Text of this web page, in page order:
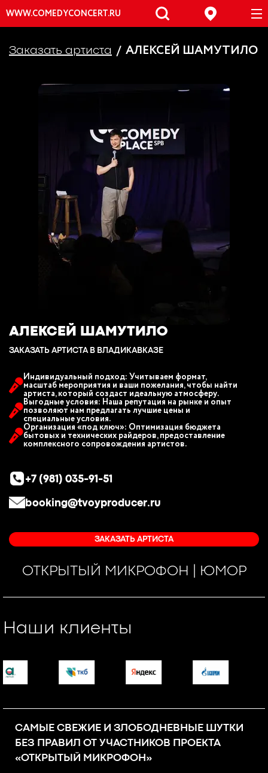
WWW.COMEDYCONCERT.RU
Заказать артиста АЛЕКСЕЙ ШАМУТИЛО
АЛЕКСЕЙ ШАМУТИЛО
ЗАКАЗАТЬ АРТИСТА В ВЛАДИКАВКАЗЕ
Индивидуальный подход: Учитываем формат,
масштаб мероприятия и ваши пожелания, чтобы найти
артиста, который создаст идеальную атмосферу.
Выгодные условия: Наша репутация на рынке и опыт
позволяют нам предлагать лучшие цены и
специальные условия.
Организация «под ключ»: Оптимизация бюджета
бытовых и технических райдеров, предоставление
комплексного сопровождения артистов.
+7 (981) 035-91-51
booking@tvoyproducer.ru
ЗАКАЗАТЬ АРТИСТА
ОТКРЫТЫЙ МИКРОФОН | ЮМОР
Наши клиенты
САМЫЕ СВЕЖИЕ И ЗЛОБОДНЕВНЫЕ ШУТКИ
БЕЗ ПРАВИЛ ОТ УЧАСТНИКОВ ПРОЕКТА
«ОТКРЫТЫЙ МИКРОФОН»